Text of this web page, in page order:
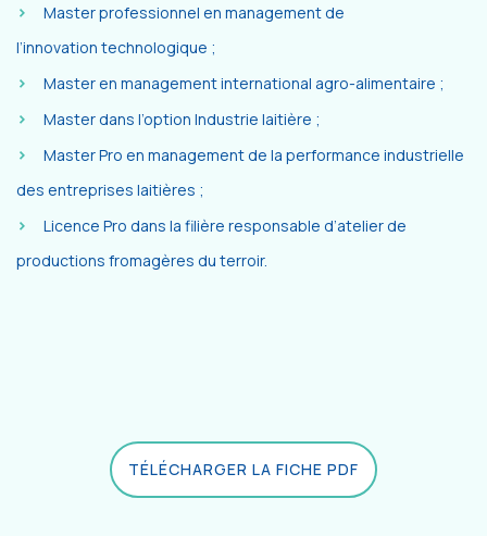
Master professionnel en management de
l’innovation technologique ;
Master en management international agro-alimentaire ;
Master dans l’option Industrie laitière ;
Master Pro en management de la performance industrielle
des entreprises laitières ;
Licence Pro dans la filière responsable d’atelier de
productions fromagères du terroir.
TÉLÉCHARGER LA FICHE PDF